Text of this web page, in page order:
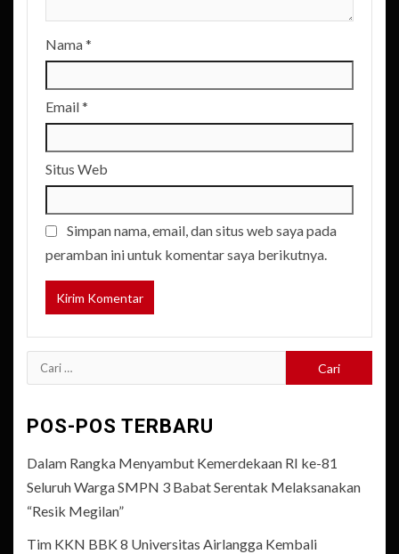
Nama*
Email*
Situs Web
Simpan nama, email, dan situs web saya pada
peramban ini untuk komentar saya berikutnya.
Cari
untuk:
POS-POS TERBARU
Dalam Rangka Menyambut Kemerdekaan RI ke-81
Seluruh Warga SMPN 3 Babat Serentak Melaksanakan
“Resik Megilan”
Tim KKN BBK 8 Universitas Airlangga Kembali